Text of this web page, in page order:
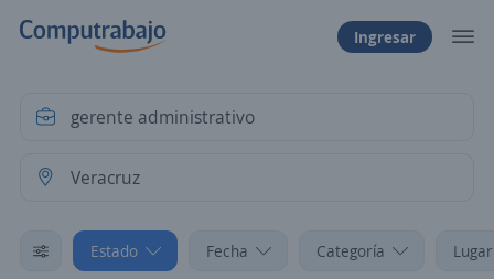
Ingresar
Estado Fecha Categoría